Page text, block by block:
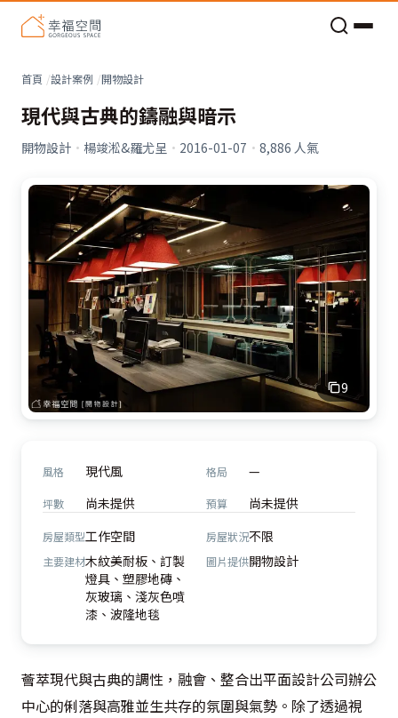
首頁 設計案例 開物設計
現代與古典的鑄融與暗示
開物設計 · 楊竣淞&羅尤呈 · 2016-01-07 · 8,886 人氣
9
風格 現代風 格局 —
坪數 尚未提供 預算 尚未提供
房屋類型工作空間 房屋狀況不限
主要建材木紋美耐板、訂製
燈具、塑膠地磚、
灰玻璃、淺灰色噴
漆、波隆地毯
圖片提供開物設計
薈萃現代與古典的調性，融會、整合出平面設計公司辦公
中心的俐落與高雅並生共存的氛圍與氣勢。除了透過視